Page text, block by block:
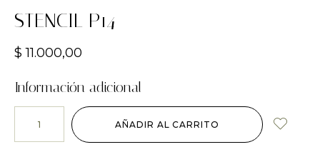
STENCIL P14
$ 11.000,00
Información adicional
AÑADIR AL CARRITO